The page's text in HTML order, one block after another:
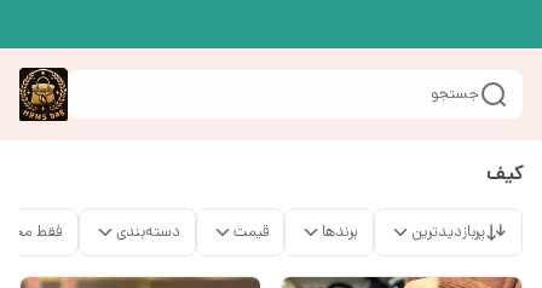
جستجو
کیف
پربازدیدترین برندها قیمت دسته‌بندی فقط